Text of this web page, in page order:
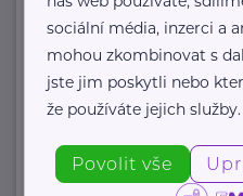
Tereza Derkačová
Krkonošská 153 Vrchlabí
"Věřím, že ti, kteří
si zaslouží podporu a
vlastní růst."
sociální média, inzerci a
mohou zkombinovat s
jste jim poskytli nebo
že používáte jejich služby.
Povolit vše